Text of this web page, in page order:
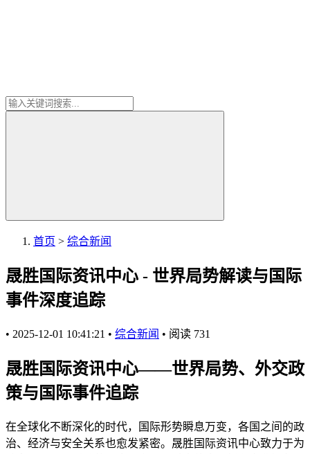
首页 > 综合新闻
晟胜国际资讯中心 - 世界局势解读与国际
事件深度追踪
• 2025-12-01 10:41:21 • 综合新闻 • 阅读 731
晟胜国际资讯中心——世界局势、外交政
策与国际事件追踪
在全球化不断深化的时代，国际形势瞬息万变，各国之间的政
治、经济与安全关系也愈发紧密。晟胜国际资讯中心致力于为